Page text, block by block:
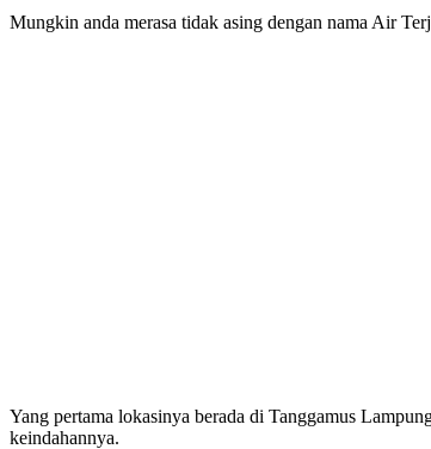
Mungkin anda merasa tidak asing dengan nama Air
Yang pertama lokasinya berada di Tanggamus
keindahannya.